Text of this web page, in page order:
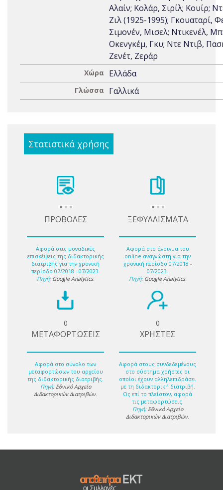
Αλαίν; Κολάρ, Σιρίλ; Κουίρ;
Ζιλ (1925-1995); Γκουαταρί,
Σιμονέν, Μισελ; Ντικενέλ,
Οκενγκέμ, Γκυ; Ντε Ντιβ,
Ζενέτ, Ζεράρ
Χώρα Ελλάδα
Γλώσσα Γαλλικά
Στατιστικά χρήσης
ΠΡΟΒΟΛΕΣ
Αφορά στις μοναδικές
επισκέψεις της διδακτορικής
διατριβής για την χρονική
περίοδο 07/2018 - 07/2023.
Πηγή: Google Analytics.
ΞΕΦΥΛΛΙΣΜΑΤΑ
Αφορά στο άνοιγμα του
online αναγνώστη για την
χρονική περίοδο 07/2018 -
07/2023.
Πηγή: Google Analytics.
0
ΜΕΤΑΦΟΡΤΩΣΕΙΣ
Αφορά στο σύνολο των
μεταφορτώσων του αρχείου
της διδακτορικής διατριβής.
Πηγή: Εθνικό Αρχείο
Διδακτορικών Διατριβών.
0
ΧΡΗΣΤΕΣ
Αφορά στους συνδεδεμένους
στο σύστημα χρήστες οι
οποίοι έχουν αλληλεπιδράσει
με τη διδακτορική διατριβή.
Ως επί το πλείστον, αφορά
τις μεταφορτώσεις.
Πηγή: Εθνικό Αρχείο
Διδακτορικών Διατριβών.